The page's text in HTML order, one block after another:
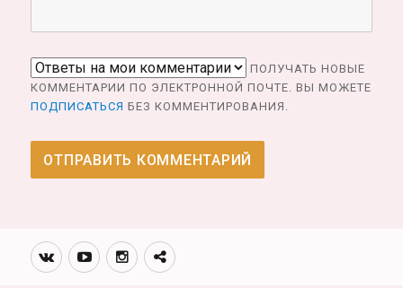
ПОЛУЧАТЬ НОВЫЕ
КОММЕНТАРИИ ПО ЭЛЕКТРОННОЙ ПОЧТЕ. ВЫ МОЖЕТЕ
ПОДПИСАТЬСЯ БЕЗ КОММЕНТИРОВАНИЯ.
Вконтакте
YoutubeИнстаграмм
Телеграм